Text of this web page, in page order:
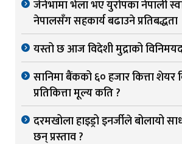
जेनेभामा भेला भए युरोपका नेपाली
नेपालसँग सहकार्य बढाउने प्रतिबद्धता
यस्तो छ आज विदेशी मुद्राको
सानिमा बैंकको ६० हजार कित्ता शेयर
प्रतिकित्ता मूल्य कति ?
दरमखोला हाइड्रो इनर्जीले बोलायो
छन् प्रस्ताव ?